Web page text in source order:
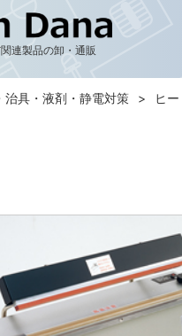
連製品の卸・通販
治具・液剤・静電対策 ヒ